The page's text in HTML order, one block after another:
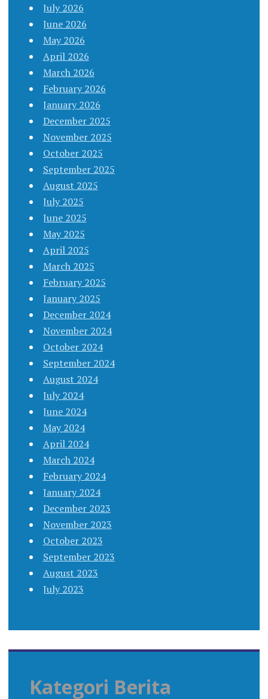
July 2026
June 2026
May 2026
April 2026
March 2026
February 2026
January 2026
December 2025
November 2025
October 2025
September 2025
August 2025
July 2025
June 2025
May 2025
April 2025
March 2025
February 2025
January 2025
December 2024
November 2024
October 2024
September 2024
August 2024
July 2024
June 2024
May 2024
April 2024
March 2024
February 2024
January 2024
December 2023
November 2023
October 2023
September 2023
August 2023
July 2023
Kategori Berita